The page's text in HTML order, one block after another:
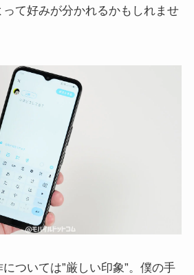
って好みが分かれるかもしれませ
ついては”厳しい印象”。僕の手